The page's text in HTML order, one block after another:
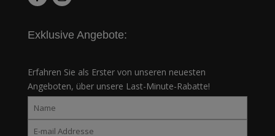
Exklusive Angebote:
Erfahren Sie als Erster von unseren neuesten
Angeboten, über unsere Last-Minute-Rabatte!